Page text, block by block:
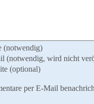
(notwendig)
(notwendig, wird nicht
(optional)
per E-Mail